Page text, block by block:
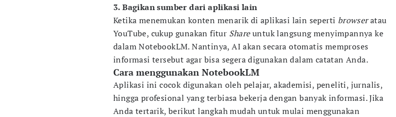
3. Bagikan sumber dari aplikasi lain
Ketika menemukan konten menarik di aplikasi lain seperti browseratau
YouTube, cukup gunakan fitur Shareuntuk langsung menyimpannya ke
dalam NotebookLM. Nantinya, AI akan secara otomatis memproses
informasi tersebut agar bisa segera digunakan dalam catatan Anda.
Cara menggunakan NotebookLM
Aplikasi ini cocok digunakan oleh pelajar, akademisi, peneliti, jurnalis,
hingga profesional yang terbiasa bekerja dengan banyak informasi. Jika
Anda tertarik, berikut langkah mudah untuk mulai menggunakan